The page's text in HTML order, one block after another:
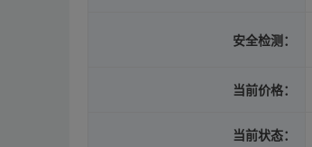
安全检测：
当前价格：
当前状态：